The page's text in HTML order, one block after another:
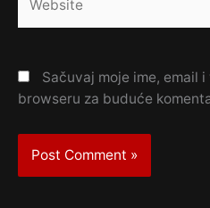
Sačuvaj moje ime, email
browseru za buduće